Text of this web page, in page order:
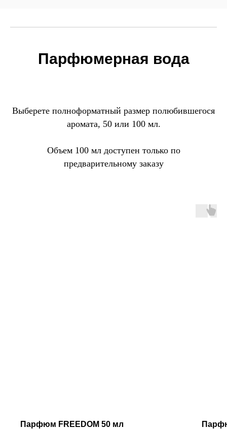
Парфюмерная вода
Выберете полноформатный размер полюбившегося
аромата, 50 или 100 мл.
Объем 100 мл доступен только по
предварительному заказу
Парфюм FREEDOM 50 мл